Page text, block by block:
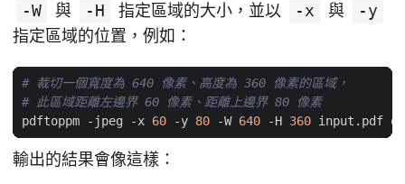
-W
與 -H 指定區域的大小，並以 -x 與
-y
指定區域的位置，例如：
# 裁切一個寬度為 640 像素、高度為 360 像素的區域，
# 此區域距離左邊界 60 像素、距離上邊界 80 像素
pdftoppm -jpeg -x 60 -y 80 -W 640 -H 360
輸出的結果會像這樣：